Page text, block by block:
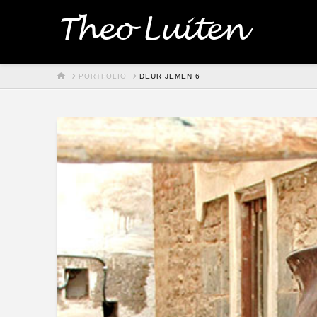
Theo Luiten
HOMEPORTFOLIO DEUR JEMEN 6